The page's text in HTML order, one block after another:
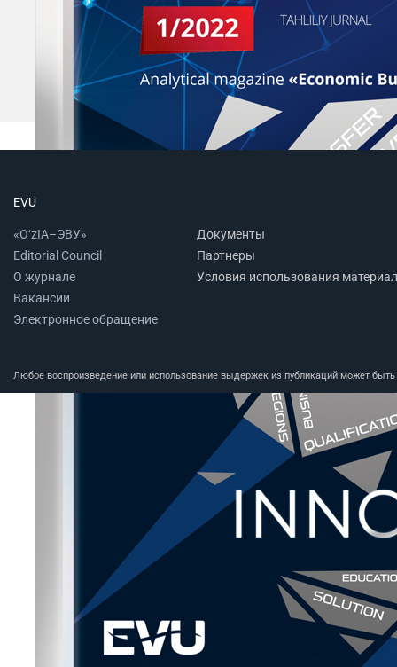
EVU
«O‘zIA–ЭВУ»
Editorial Council
О журнале
Вакансии
Электронное обращение
Документы
Партнеры
Условия использования
Любое воспроизведение или использование выдержек из публикаций может